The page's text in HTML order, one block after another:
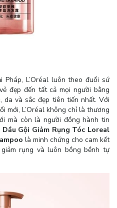
L’Oréal luôn theo đuổi sứ
đẹp đến tất cả mọi người bằng
da và sắc đẹp tiên tiến nhất. Với
mới, L’Oréal không chỉ là thương
mà còn là người đồng hành tin
Dầu Gội Giảm Rụng Tóc Loreal
là minh chứng cho cam kết
rụng và luôn bồng bềnh tự